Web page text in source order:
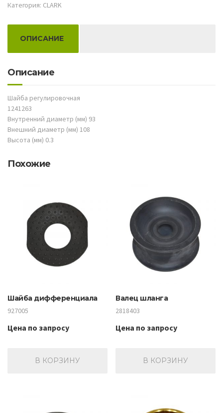
Категория: CLARK
ОПИСАНИЕ
Описание
Шайба регулировочная
1241263
Внутренний диаметр (мм) 93
Внешний диаметр (мм) 108
Высота (мм) 0.3
Похожие
Шайба дифференциала
927005
Цена по запросу
В КОРЗИНУ
Валец шланга
2818403
Цена по запросу
В КОРЗИНУ